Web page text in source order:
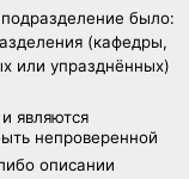
было:
(кафедры,
или упразднённых)
и являются
непроверенной
описании